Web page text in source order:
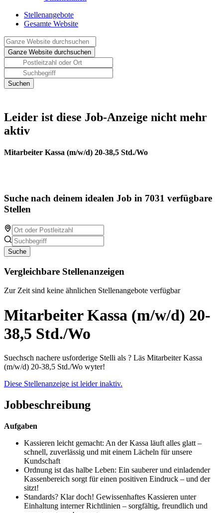
Stellenangebote
Gesamte Website
Leider ist diese Job-Anzeige nicht mehr
aktiv
Mitarbeiter Kassa (m/w/d) 20-38,5 Std./Wo
Suche nach deinem idealen Job in 7031 verfügbare
Stellen
Suche
Vergleichbare Stellenanzeigen
Zur Zeit sind keine ähnlichen Stellenangebote verfügbar
Mitarbeiter Kassa (m/w/d) 20-
38,5 Std./Wo
Suechsch nachere usforderige Stelli als ? Läs Mitarbeiter Kassa
(m/w/d) 20-38,5 Std./Wo wyter!
Diese Stellenanzeige ist leider inaktiv.
Jobbeschreibung
Aufgaben
Kassieren leicht gemacht: An der Kassa läuft alles glatt –
schnell, zuverlässig und mit einem Lächeln für unsere
Kundschaft
Ordnung ist das halbe Leben: Ein sauberer und einladender
Kassenbereich sorgt für einen positiven Eindruck – und der
sitzt!
Standards? Klar doch! Gewissenhaftes Kassieren unter
Einhaltung interner Richtlinien – sorgfältig, freundlich und